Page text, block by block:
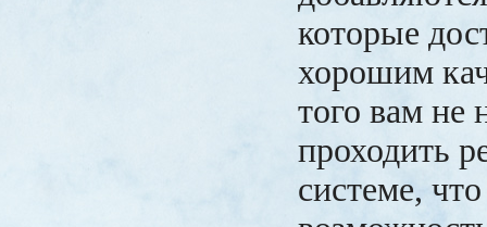
которые
хорошим
того вам не
проходить
системе,